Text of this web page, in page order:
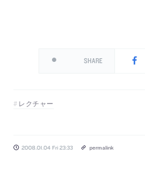
SHARE
レクチャー
2008.01.04 Fri 23:33 permalink